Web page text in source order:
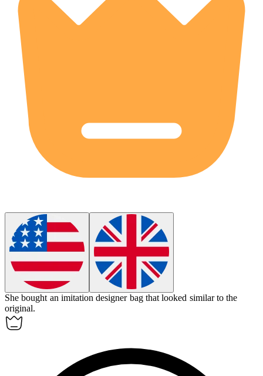
She bought an imitation designer bag that looked similar to the
original.